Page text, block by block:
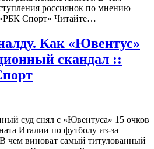
россиянок по мнению
Спорт» Читайте…
Как «Ювентус»
скандал ::
суд снял с «Ювентуса» 15 очков
Италии по футболу из-за
чем виноват самый титулованный